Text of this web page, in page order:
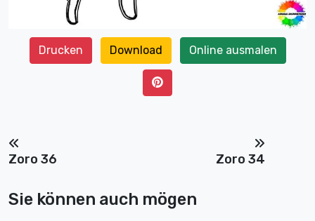
Drucken Download Online ausmalen
Zoro 36 Zoro 34
Sie können auch mögen